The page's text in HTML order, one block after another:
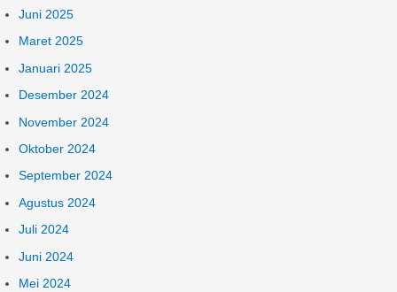
Juni 2025
Maret 2025
Januari 2025
Desember 2024
November 2024
Oktober 2024
September 2024
Agustus 2024
Juli 2024
Juni 2024
Mei 2024